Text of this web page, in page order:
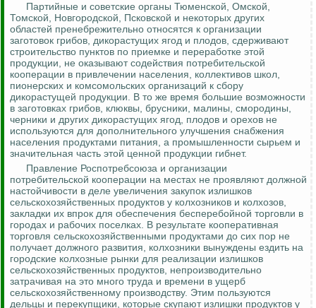
Партийные и советские органы Тюменской, Омской,
Томской, Новгородской, Псковской и некоторых других
областей пренебрежительно относятся к организации
заготовок грибов, дикорастущих ягод и плодов, сдерживают
строительство пунктов по приемке и переработке этой
продукции, не оказывают содействия потребительской
кооперации в привлечении населения, коллективов школ,
пионерских и комсомольских организаций к сбору
дикорастущей продукции. В то же время большие возможности
в заготовках грибов, клюквы, брусники, малины, смородины,
черники и других дикорастущих ягод, плодов и орехов не
используются для дополнительного улучшения снабжения
населения продуктами питания, а промышленности сырьем и
значительная часть этой ценной продукции гибнет.
Правление Роспотребсоюза и организации
потребительской кооперации на местах не проявляют должной
настойчивости в деле увеличения закупок излишков
сельскохозяйственных продуктов у колхозников и колхозов,
закладки их впрок для обеспечения бесперебойной торговли в
городах и рабочих поселках. В результате кооперативная
торговля сельскохозяйственными продуктами до сих пор не
получает должного развития, колхозники вынуждены ездить на
городские колхозные рынки для реализации излишков
сельскохозяйственных продуктов, непроизводительно
затрачивая на это много труда и времени в ущерб
сельскохозяйственному производству. Этим пользуются
дельцы и перекупщики, которые скупают излишки продуктов у